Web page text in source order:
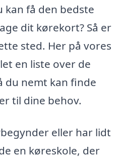
kan få den bedste
dit kørekort? Så er
sted. Her på vores
en liste over de
du nemt kan finde
til dine behov.
eller har lidt
en køreskole, der